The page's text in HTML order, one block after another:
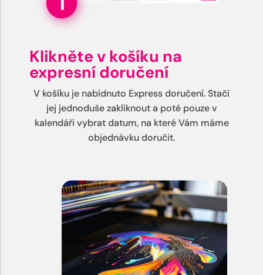
Klikněte v košíku na
expresní doručení
V košíku je nabídnuto Express doručení. Stačí
jej jednoduše zakliknout a poté pouze v
kalendáři vybrat datum, na které Vám máme
objednávku doručit.